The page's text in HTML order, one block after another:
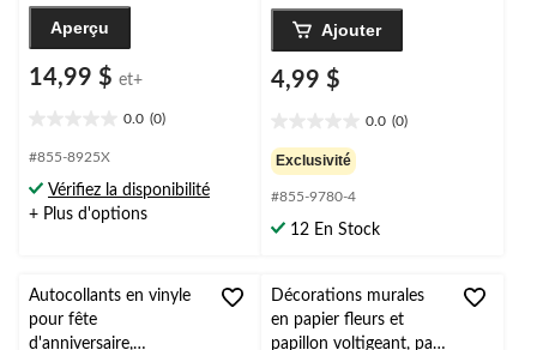
Aperçu
14,99 $ et+
0.0 (0)
étoile(s)
5.
#855-8925X
Vérifiez la disponibilité
+ Plus d'options
Ajouter
4,99 $
0.0 (0)
étoile(s)
sur
5.
Exclusivité
#855-9780-4
12 En Stock
Autocollants en vinyle
pour fête
d'anniversaire,
Décorations murales
en papier fleurs et
papillon voltigeant, paq.